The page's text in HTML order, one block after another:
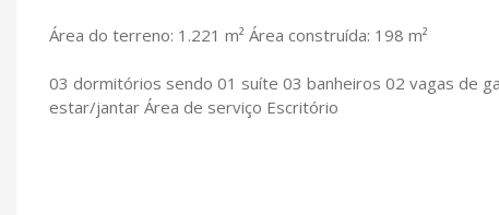
Área do terreno: 1.221 m² Área construída: 198 m²
03 dormitórios sendo 01 suíte 03 banheiros 02 vagas de
estar/jantar Área de serviço Escritório